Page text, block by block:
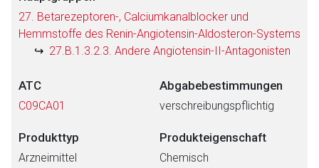
27. Betarezeptoren-, Calciumkanalblocker und
Hemmstoffe des Renin-Angiotensin-Aldosteron-Systems
27.B.1.3.2.3. Andere Angiotensin-II-Antagonisten
ATC
C09CA01
Abgabebestimmungen
verschreibungspflichtig
Produkttyp
Arzneimittel
Produkteigenschaft
Chemisch